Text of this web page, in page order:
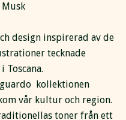
Musk
design inspirerad av de
tecknade
Toscana.
kollektionen
vår kultur och region.
toner från ett